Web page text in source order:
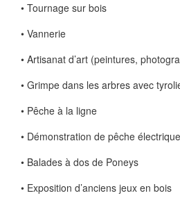
• Tournage sur bois
• Vannerie
• Artisanat d’art (peintures,
• Grimpe dans les arbres avec
• Pêche à la ligne
• Démonstration de pêche électrique
• Balades à dos de Poneys
• Exposition d’anciens jeux en bois